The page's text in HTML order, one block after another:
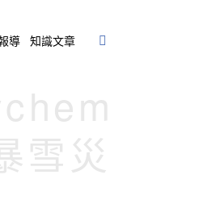
導 知識文章